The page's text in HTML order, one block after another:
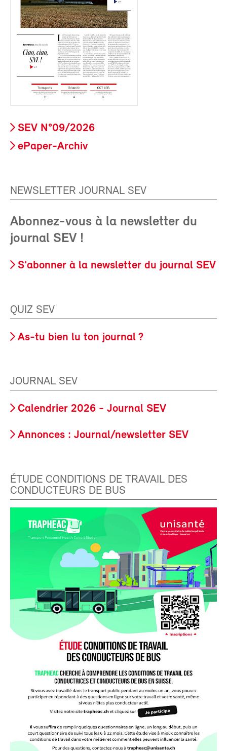
SEV N°09/2026
ePaper-Archiv
NEWSLETTER JOURNAL SEV
Abonnez-vous à la newsletter du
journal SEV !
S'abonner à la newsletter du journal SEV
QUIZ SEV
As-tu bien lu ton journal ?
JOURNAL SEV
Calendrier 2026 - Journal SEV
Annonces : Journal/newsletter SEV
ÉTUDE CONDITIONS DE TRAVAIL DES
CONDUCTEURS DE BUS